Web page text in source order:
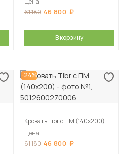
Цена
61 180 46 800
В корзину
-24%
Кровать Tibr с ПМ (140х200)
Цена
61 180 46 800